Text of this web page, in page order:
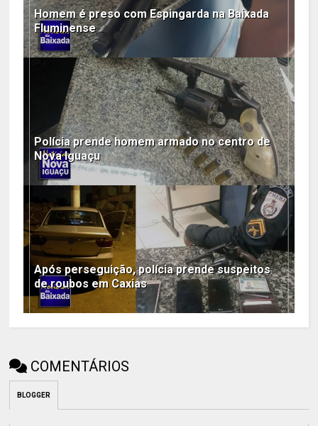
Homem é preso com Espingarda na Baixada
Fluminense
Polícia prende homem armado no centro de
Nova Iguaçu
Após perseguição, polícia prende suspeitos
de roubos em Caxias
COMENTÁRIOS
BLOGGER